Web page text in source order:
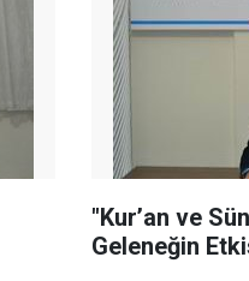
"Kur’an ve
Geleneğin